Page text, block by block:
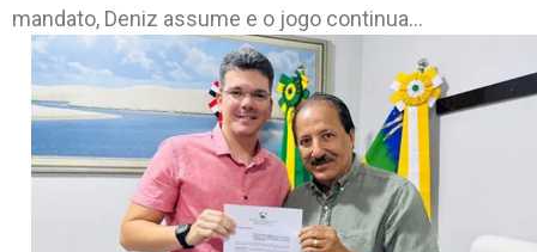
mandato, Deniz assume e o jogo continua…